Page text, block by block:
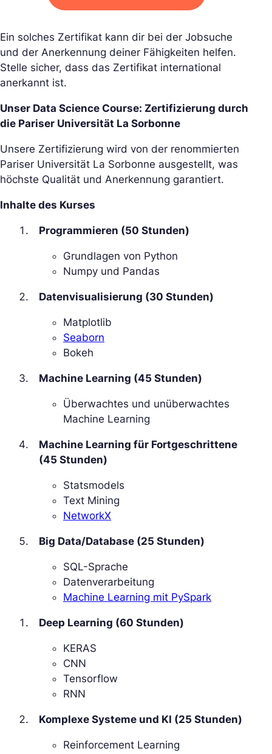
Ein solches Zertifikat kann dir bei der Jobsuche
und der Anerkennung deiner Fähigkeiten helfen.
Stelle sicher, dass das Zertifikat international
anerkannt ist.
Unser Data Science Course: Zertifizierung durch
die Pariser Universität La Sorbonne
Unsere Zertifizierung wird von der renommierten
Pariser Universität La Sorbonne ausgestellt, was
höchste Qualität und Anerkennung garantiert.
Inhalte des Kurses
Programmieren (50 Stunden)
Grundlagen von Python
Numpy und Pandas
Datenvisualisierung (30 Stunden)
Matplotlib
Seaborn
Bokeh
Machine Learning (45 Stunden)
Überwachtes und unüberwachtes
Machine Learning
Machine Learning für Fortgeschrittene
(45 Stunden)
Statsmodels
Text Mining
NetworkX
Big Data/Database (25 Stunden)
SQL-Sprache
Datenverarbeitung
Machine Learning mit PySpark
Deep Learning (60 Stunden)
KERAS
CNN
Tensorflow
RNN
Komplexe Systeme und KI (25 Stunden)
Reinforcement Learning